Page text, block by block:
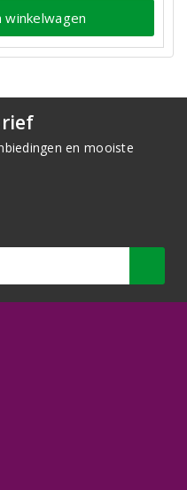
winkelwagen
en mooiste